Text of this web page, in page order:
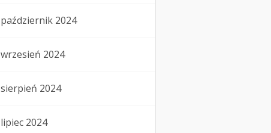
październik 2024
wrzesień 2024
sierpień 2024
lipiec 2024